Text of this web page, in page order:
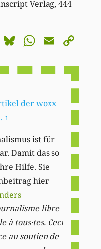
Verlag, 444
Facebook
BlueskyEmail
der woxx
↑
ist für
Damit das so
Hilfe. Sie
hier
libre
à tous·tes. Ceci
au soutien de